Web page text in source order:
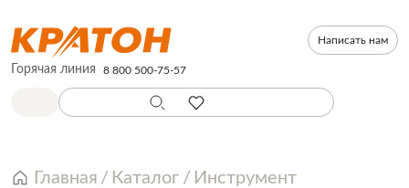
Написать нам
Горячая линия 8 800 500-75-57
Главная Каталог
Инструмент